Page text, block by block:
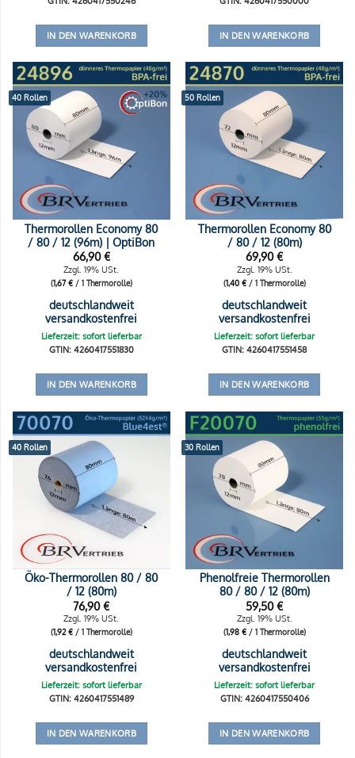
IN DEN WARENKORB IN DEN WARENKORB
40 Rollen
Thermorollen Economy 80
/ 80 / 12 (96m) | OptiBon
66,90€
Zzgl. 19% USt.
(1,67€/ 1 Thermorolle)
deutschlandweit
versandkostenfrei
Lieferzeit: sofort lieferbar
GTIN: 4260417551830
IN DEN WARENKORB
50 Rollen
Thermorollen Economy 80
/ 80 / 12 (80m)
69,90€
Zzgl. 19% USt.
(1,40 €/ 1 Thermorolle)
deutschlandweit
versandkostenfrei
Lieferzeit: sofort lieferbar
GTIN: 4260417551458
IN DEN WARENKORB
40 Rollen
Öko-Thermorollen 80 / 80
/ 12 (80m)
76,90€
Zzgl. 19% USt.
(1,92€/ 1 Thermorolle)
deutschlandweit
versandkostenfrei
Lieferzeit: sofort lieferbar
GTIN: 4260417551489
IN DEN WARENKORB
30 Rollen
Phenolfreie Thermorollen
80 / 80 / 12 (80m)
59,50€
Zzgl. 19% USt.
(1,98 €/ 1 Thermorolle)
deutschlandweit
versandkostenfrei
Lieferzeit: sofort lieferbar
GTIN: 4260417550406
IN DEN WARENKORB